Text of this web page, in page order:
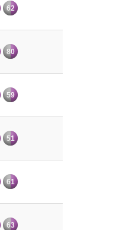
62
80
59
51
61
63